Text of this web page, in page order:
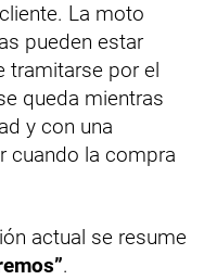
La moto
pueden estar
tramitarse por el
queda mientras
y con una
cuando la compra
actual se resume
.